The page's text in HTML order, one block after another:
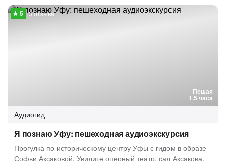
Пешая
1.5 часа
3 отзыва
Аудиогид
Я познаю Уфу: пешеходная аудиоэкскурсия
Прогулка по историческому центру Уфы с гидом в образе
Софьи Аксаковой. Увидите оперный театр, сад Аксакова,